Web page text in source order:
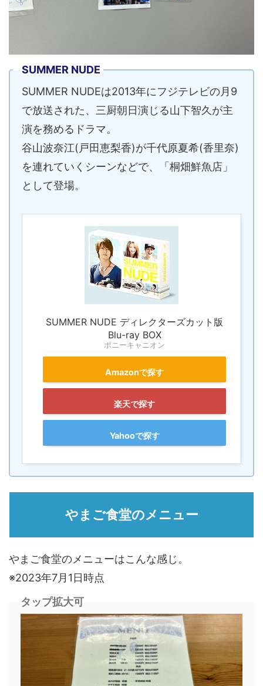
SUMMER NUDE
SUMMER NUDEは2013年にフジテレビの月9
で放送された、三厨朝日演じる山下智久が主
演を務めるドラマ。
谷山波奈江(戸田恵梨香)が千代原夏希(香里奈)
を連れていくシーンなどで、「桐畑鮮魚店」
として登場。
SUMMER NUDE ディレクターズカット版
Blu-ray BOX
ポニーキャニオン
Amazonで探す
楽天で探す
Yahooで探す
やまご食堂のメニュー
やまご食堂のメニューはこんな感じ。
※2023年7月1日時点
タップ拡大可